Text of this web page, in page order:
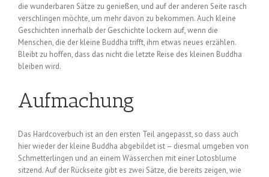
die wunderbaren Sätze zu genießen, und auf der anderen Seite rasch
verschlingen möchte, um mehr davon zu bekommen. Auch kleine
Geschichten innerhalb der Geschichte lockern auf, wenn die
Menschen, die der kleine Buddha trifft, ihm etwas neues erzählen.
Bleibt zu hoffen, dass das nicht die letzte Reise des kleinen Buddha
bleiben wird.
Aufmachung
Das Hardcoverbuch ist an den ersten Teil angepasst, so dass auch
hier wieder der kleine Buddha abgebildet ist – diesmal umgeben von
Schmetterlingen und an einem Wässerchen mit einer Lotosblume
sitzend. Auf der Rückseite gibt es zwei Sätze, die bereits zeigen, wie